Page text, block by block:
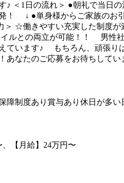
♪ ＜1日の流れ＞ ●朝礼で当
！ ↓ ●単身様からご家族のお
＞ ☆働きやすい充実した制度
ルとの両立が可能！！ 男性
ています♪ もちろん、頑張り
あなたのご応募をお待ちしてい
障制度あり 賞与あり 休日が多い
、【月給】24万円〜